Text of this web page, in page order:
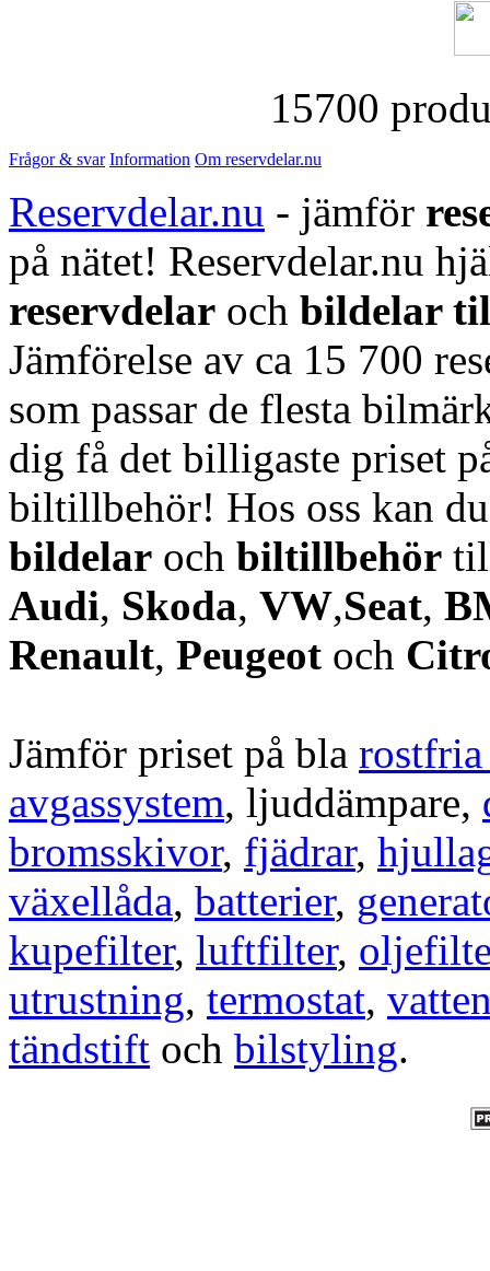
15700
Frågor & svar Information Om reservdelar.nu
Reservdelar.nu - jämför
på nätet! Reservdelar.nu
reservdelar och bildelar
Jämförelse av ca 15 700
som passar de flesta
dig få det billigaste priset
biltillbehör! Hos oss kan
bildelar och biltillbehör
Audi, Skoda, VW,Seat,
Renault, Peugeot och
Jämför priset på bla rostfria
avgassystem, ljuddämpare,
bromsskivor, fjädrar,
växellåda, batterier,
kupefilter, luftfilter,
utrustning, termostat,
tändstift och bilstyling.